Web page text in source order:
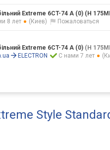
Extreme 6CT-74 A (0) (H
8 лет (Киев) Пожаловаться
Extreme 6CT-74 A (0) (H
ELECTRON С нами 7 лет
Style